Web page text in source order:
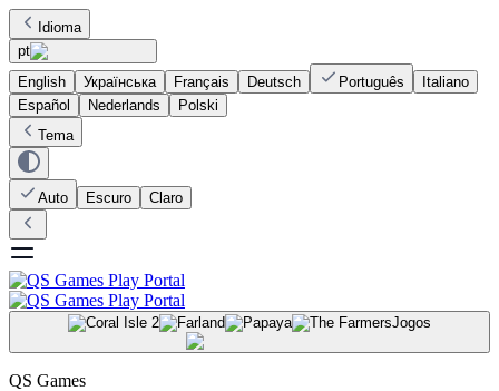
Idioma
pt
English
Українська Français Deutsch Português
Italiano
Español
Nederlands
Polski
Tema
Auto Escuro Claro
Jogos
QS Games